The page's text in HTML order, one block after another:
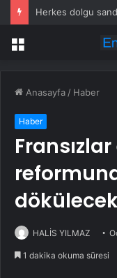
Herkes dolgu
Menü
Anasayfa / Haber
Haber
dökülecek
HALİS YILMAZ
1 dakika okuma süresi